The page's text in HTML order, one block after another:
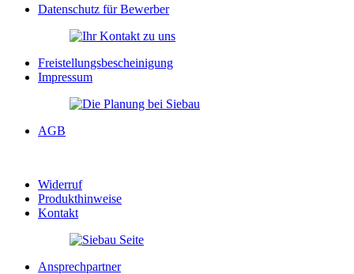
Datenschutz für Bewerber
Freistellungsbescheinigung
Impressum
AGB
Widerruf
Produkthinweise
Kontakt
Ansprechpartner